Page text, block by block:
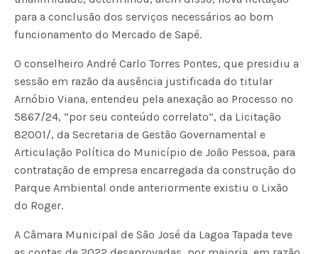
para a conclusão dos serviços necessários ao bom
funcionamento do Mercado de Sapé.
O conselheiro André Carlo Torres Pontes, que presidiu a
sessão em razão da ausência justificada do titular
Arnóbio Viana, entendeu pela anexação ao Processo nº
5867/24, “por seu conteúdo correlato”, da Licitação
82001/, da Secretaria de Gestão Governamental e
Articulação Política do Município de João Pessoa, para
contratação de empresa encarregada da construção do
Parque Ambiental onde anteriormente existiu o Lixão
do Roger.
A Câmara Municipal de São José da Lagoa Tapada teve